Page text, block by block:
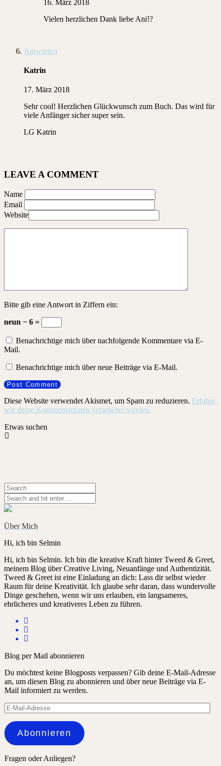
16. März 2018
Vielen herzlichen Dank liebe Ani!?
Antworten
Katrin
17. März 2018
Sehr cool! Herzlichen Glückwunsch zum Buch. Das wird für
viele Anfänger sicher super sein.
LG Katrin
LEAVE A COMMENT
Name
Email
Website
Bitte gib eine Antwort in Ziffern ein:
neun − 6 =
Benachrichtige mich über nachfolgende Kommentare via E-
Mail.
Benachrichtige mich über neue Beiträge via E-Mail.
Diese Website verwendet Akismet, um Spam zu reduzieren. Erfahre,
wie deine Kommentardaten verarbeitet werden.
Etwas suchen
Über Mich
Hi, ich bin Selmin
Hi, ich bin Selmin. Ich bin die kreative Kraft hinter Tweed & Greet,
meinem Blog über Creative Living, Neuanfänge und Authentizität.
Tweed & Greet ist eine Einladung an dich: Lass dir selbst wieder
Raum für deine Kreativität. Ich glaube sehr daran, dass wundervolle
Dinge geschehen, wenn wir uns erlauben, ein langsameres,
ehrlicheres und kreativeres Leben zu führen.
Blog per Mail abonnieren
Du möchtest keine Blogposts verpassen? Gib deine E-Mail-Adresse
an, um diesen Blog zu abonnieren und über neue Beiträge via E-
Mail informiert zu werden.
E-
Mail-
Adresse
Abonnieren
Fragen oder Anliegen?